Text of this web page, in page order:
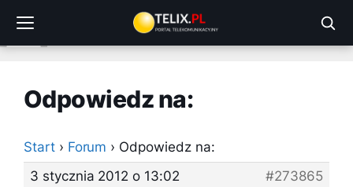
treści
Odpowiedz na:
Start › Forum › Odpowiedz na:
3 stycznia 2012 o 13:02
#273865